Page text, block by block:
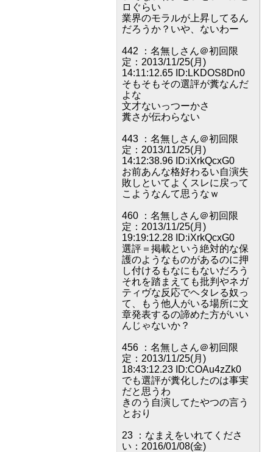
ロぐらい
業界のモラルが上昇してるん
だろうか？いや、ないわー
442 ：名無しさん＠初回限
定：2013/11/25(月)
14:11:12.65 ID:LKDOS8Dn0
そもそもその選評が糞なんだ
よな
文才ないっつーかさ
糞さが伝わらない
443 ：名無しさん＠初回限
定：2013/11/25(月)
14:12:38.96 ID:iXrkQcxG0
お前あんな格好わるい自演失
敗しといてよくスレに戻って
こようなんて思うなｗ
460 ：名無しさん＠初回限
定：2013/11/25(月)
19:19:12.28 ID:iXrkQcxG0
選評＝掲載という絶対的な保
護のようなものがあるのに押
し付けるもなにもないだろう
それを踏まえても批判やネガ
ティヴな反応でヘタレる奴っ
て、もう他人がいる場所に文
章発表するの諦めた方がいい
んじゃないか？
456 ：名無しさん＠初回限
定：2013/11/25(月)
18:43:12.23 ID:COAu4zZk0
でも選評が糞化したのは事実
だと思うわ
きのう自演してたやつの言う
とおり
23 ：なまえをいれてくださ
い：2016/01/08(金)